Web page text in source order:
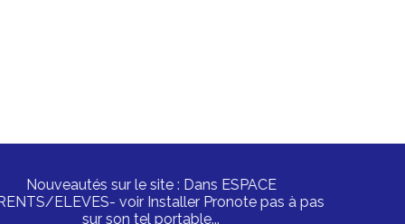
Nouveautés sur le site : Dans ESPACE
ELEVES- voir Installer Pronote pas à pas
sur son tel portable...